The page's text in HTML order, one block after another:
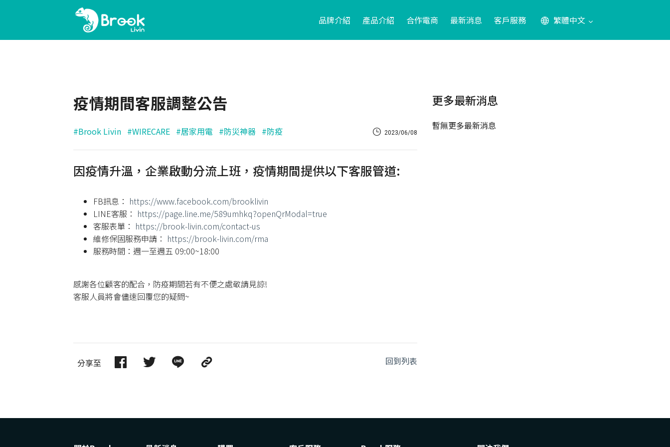
品牌介紹 產品介紹 合作電商 最新消息 客戶服務 繁體中文
疫情期間客服調整公告
#Brook Livin #WIRECARE #居家用電 #防災神器 #防疫 2023/06/08
因疫情升溫，企業啟動分流上班，疫情期間提供以下客服管道:
FB訊息： https://www.facebook.com/brooklivin
LINE客服： https://page.line.me/589umhkq?openQrModal=true
客服表單： https://brook-livin.com/contact-us
維修保固服務申請： https://brook-livin.com/rma
服務時間：週一至週五 09:00~18:00
感謝各位顧客的配合，防疫期間若有不便之處敬請見諒!
客服人員將會儘速回覆您的疑問~
分享至 回到列表
更多最新消息
暫無更多最新消息